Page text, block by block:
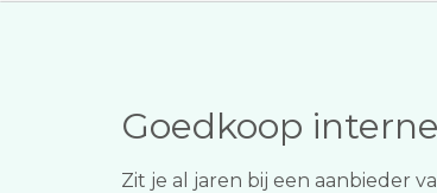
Goedkoop
Zit je al jaren bij een aanbieder